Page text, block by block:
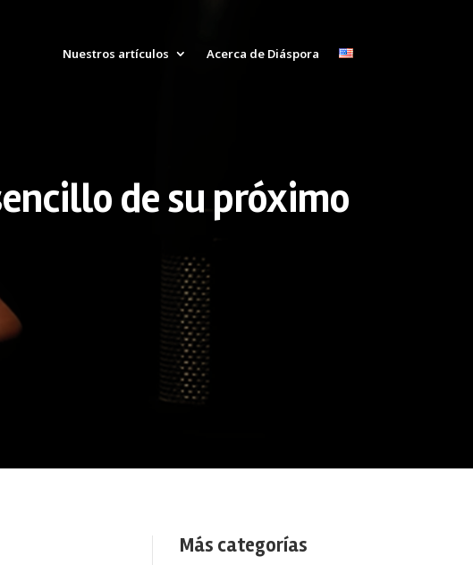
Nuestros artículos Acerca de Diáspora
de su próximo
Más categorías